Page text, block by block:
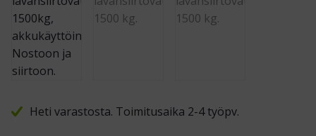
Heti varastosta. Toimitusaika 2-4 työpv.